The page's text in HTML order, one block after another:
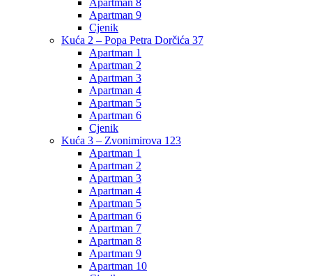
Apartman 8
Apartman 9
Cjenik
Kuća 2 – Popa Petra Dorčića 37
Apartman 1
Apartman 2
Apartman 3
Apartman 4
Apartman 5
Apartman 6
Cjenik
Kuća 3 – Zvonimirova 123
Apartman 1
Apartman 2
Apartman 3
Apartman 4
Apartman 5
Apartman 6
Apartman 7
Apartman 8
Apartman 9
Apartman 10